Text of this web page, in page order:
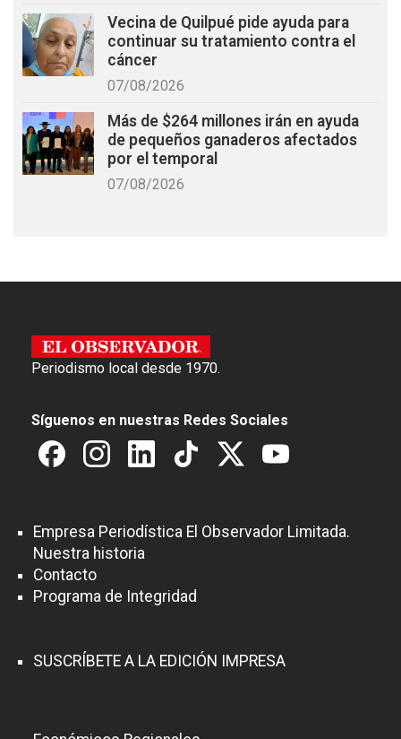
Vecina de Quilpué pide ayuda para
continuar su tratamiento contra el
cáncer
07/08/2026
Más de $264 millones irán en ayuda
de pequeños ganaderos afectados
por el temporal
07/08/2026
Periodismo local desde 1970.
Síguenos en nuestras Redes Sociales
Empresa Periodística El Observador Limitada.
Nuestra historia
Contacto
Programa de Integridad
SUSCRÍBETE A LA EDICIÓN IMPRESA